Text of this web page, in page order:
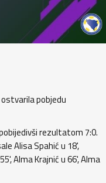
pobjedu
rezultatom 7:0.
Alisa Spahić u 18',
Alma Krajnić u 66', Alma